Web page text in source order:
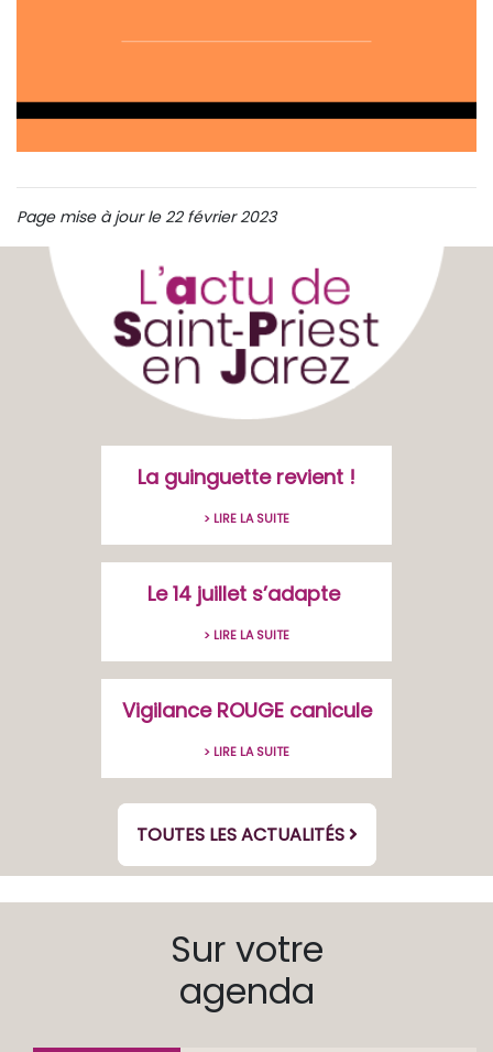
Page mise à jour le 22 février 2023
La guinguette revient !
> LIRE LA SUITE
Le 14 juillet s’adapte
> LIRE LA SUITE
Vigilance ROUGE canicule
> LIRE LA SUITE
TOUTES LES ACTUALITÉS
Sur votre
agenda